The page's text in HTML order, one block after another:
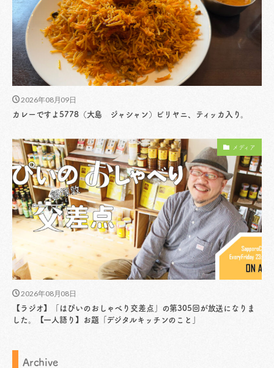
2026年08月09日
カレーですよ5778（大島 ジャシャン）ビリヤニ、ティッカ入り。
メディア
2026年08月08日
【ラジオ】「はぴいのおしゃべり交差点」の第305回が放送になりま
した。【一人語り】お題「デジタルキッチンのこと」
Archive